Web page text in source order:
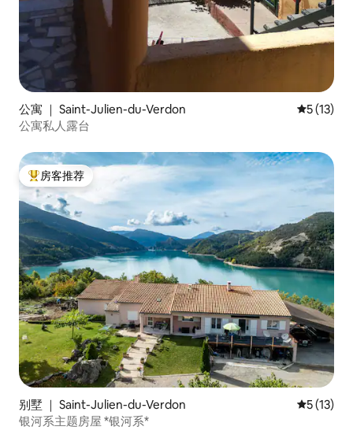
公寓 ｜ Saint-Julien-du-Verdon 平均评分
5 (13)
公寓私人露台
热门「房客推荐」
房客推荐
别墅 ｜ Saint-Julien-du-Verdon 平均评分
5 (13)
银河系主题房屋 *银河系*